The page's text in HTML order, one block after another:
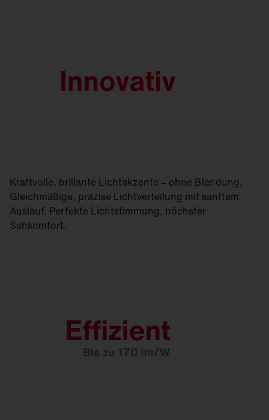
Kraftvolle, brillante Lichtakzente – ohne Blendung.
Gleichmäßige, präzise Licht­verteilung mit sanftem
Auslauf. Perfekte Lichtstimmung, höchster
Sehkomfort.